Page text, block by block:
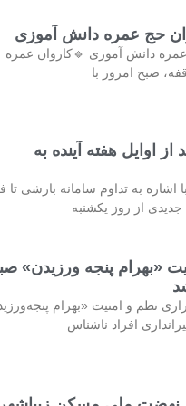
حج عمره دانش آموزی
دانش آموزی 🔹کاروان عمره
صبح امروز با
اوایل هفته آینده به
به تداوم سامانه بارشی تا
از روز یکشنبه
«بهرام پنجه ورزیدن»
نظم و امنیت «بهرام